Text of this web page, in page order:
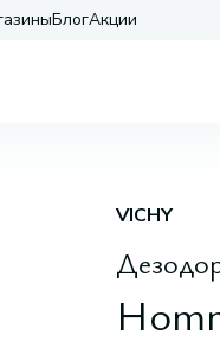
БлогАкции
VICHY